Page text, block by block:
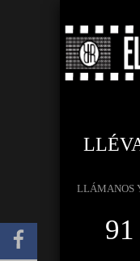
LLÁMANOS